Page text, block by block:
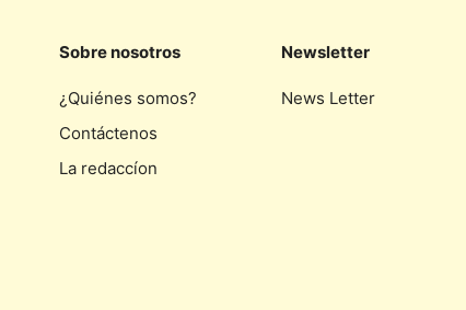
Sobre nosotros
¿Quiénes somos?
Contáctenos
La redaccíon
Newsletter
News Letter